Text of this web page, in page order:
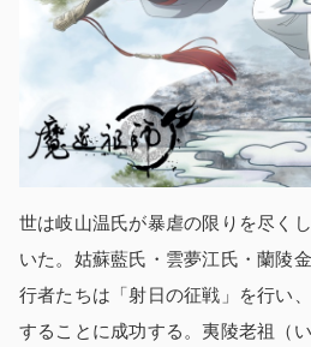
世は岐山温氏が暴虐の限りを尽く
いた。姑蘇藍氏・雲夢江氏・蘭陵
行者たちは「射日の征戦」を行い
することに成功する。夷陵老祖（